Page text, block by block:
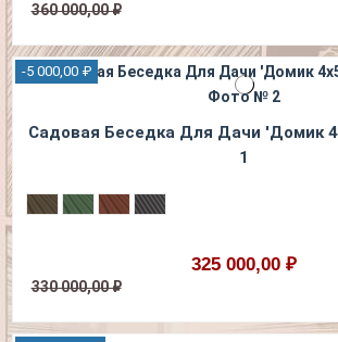
360 000,00 ₽
-5 000,00 ₽
Садовая Беседка Для Дачи 'Домик
1
325 000,00 ₽
330 000,00 ₽